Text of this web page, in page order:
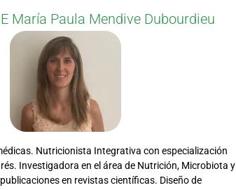
María Paula Mendive Dubourdieu
Nutricionista Integrativa con especialización
Investigadora en el área de Nutrición, Microbiota y
en revistas científicas. Diseño de